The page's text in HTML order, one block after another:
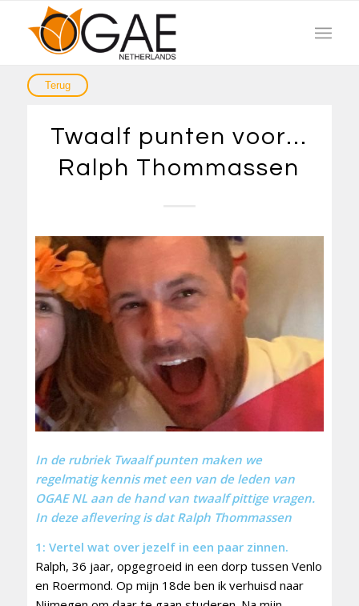
Twaalf punten voor…
Ralph Thommassen
In de rubriek Twaalf punten maken we
regelmatig kennis met een van de leden van
OGAE NL aan de hand van twaalf pittige vragen.
In deze aflevering is dat Ralph Thommassen
1: Vertel wat over jezelf in een paar zinnen.
Ralph, 36 jaar, opgegroeid in een dorp tussen Venlo
en Roermond. Op mijn 18de ben ik verhuisd naar